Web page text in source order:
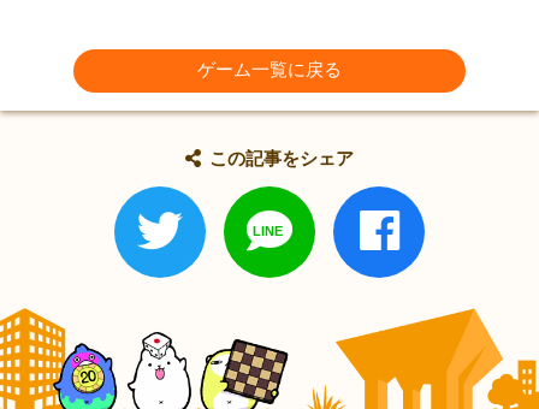
ゲーム一覧に戻る
この記事をシェア